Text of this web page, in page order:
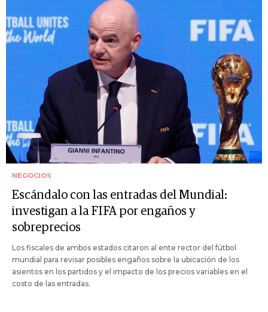
NEGOCIOS
Escándalo con las entradas del Mundial:
investigan a la FIFA por engaños y
sobreprecios
Los fiscales de ambos estados citaron al ente rector del fútbol
mundial para revisar posibles engaños sobre la ubicación de los
asientos en los partidos y el impacto de los precios variables en el
costo de las entradas.